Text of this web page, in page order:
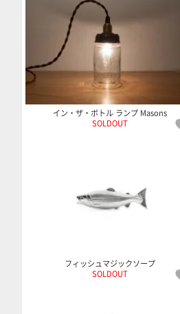
イン・ザ・ボトル ランプ Masons
SOLDOUT
フィッシュマジックソープ
SOLDOUT